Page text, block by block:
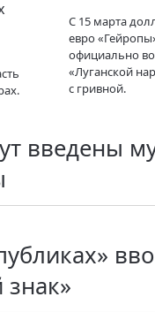
С 15 марта
евро
официально
«Луганской
с гривной.
введены